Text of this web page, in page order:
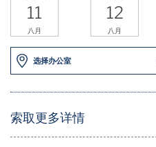
11
八月
12
八月
选择办公室
索取更多详情